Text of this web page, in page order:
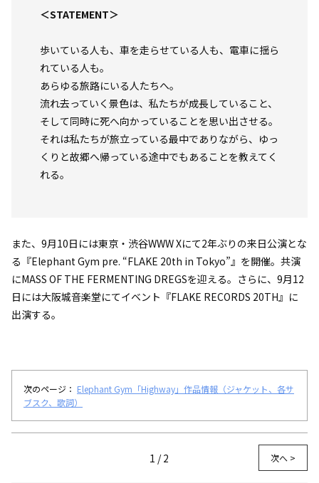
＜STATEMENT＞
歩いている人も、車を走らせている人も、電車に揺ら
れている人も。
あらゆる旅路にいる人たちへ。
流れ去っていく景色は、私たちが成長していること、
そして同時に死へ向かっていることを思い出させる。
それは私たちが旅立っている最中でありながら、ゆっ
くりと故郷へ帰っている途中でもあることを教えてく
れる。
また、9月10日には東京・渋谷WWW Xにて2年ぶりの来日公演とな
る『Elephant Gym pre. “FLAKE 20th in Tokyo”』を開催。共演
にMASS OF THE FERMENTING DREGSを迎える。さらに、9月12
日には大阪城音楽堂にてイベント『FLAKE RECORDS 20TH』に
出演する。
次のページ： Elephant Gym「Highway」作品情報（ジャケット、各サ
ブスク、歌詞）
1 / 2 次へ >